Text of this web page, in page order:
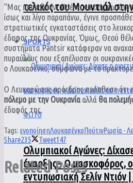
τελικός του Μουντιάλ
SPORTS
Ολυμπιακοί Αγώνες:
έναρξης – Ο μασκοφόρος,
εντυπωσιακή Σελίν
“Μας προκαλούν. Πρέπει να σας πω ότι
ίσως και λίγο παραπάνω, έγινε
στρατιωτικές εγκαταστάσεις στο
έδαφος της Ουκρανίας. Όμως, Θεού
συστήματα Pantsir κατάφεραν να
πυραύλους που εξαπέλυσαν οι
ο Λουκασένκο, σύμφωνα με το
Ο Λευκορώσος πρόεδρος πρόσθεσε
πόλεμο με την Ουκρανίααλλά θα
έδαφός της.
Tags: ενοποίησηΛουκασένκοΠούτινΡωσία -
Share235 Tweet147
RelatedPosts